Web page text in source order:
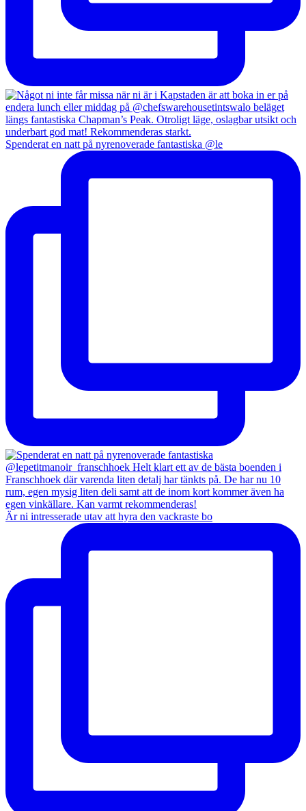
Spenderat en natt på nyrenoverade fantastiska @le
Är ni intresserade utav att hyra den vackraste bo